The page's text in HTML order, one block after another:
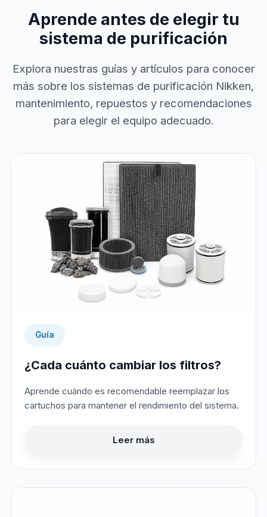
Aprende antes de elegir tu
sistema de purificación
Explora nuestras guías y artículos para conocer
más sobre los sistemas de purificación Nikken,
mantenimiento, repuestos y recomendaciones
para elegir el equipo adecuado.
Guía
¿Cada cuánto cambiar los filtros?
Aprende cuándo es recomendable reemplazar los
cartuchos para mantener el rendimiento del sistema.
Leer más